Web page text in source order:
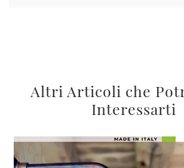
Altri Articoli che
Interessarti